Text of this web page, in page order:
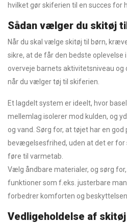
hvilket gør skiferien til en succes for
Sådan vælger du skitøj
Når du skal vælge skitøj til børn,
sikre, at de får den bedste oplevelse
overveje barnets aktivitetsniveau
når du vælger tøj til skiferien.
Et lagdelt system er ideelt, hvor
mellemlag isolerer mod kulden, og
og vand. Sørg for, at tøjet har en
bevægelsesfrihed, uden at det er
føre til varmetab.
Vælg åndbare materialer, og sørg
funktioner som f.eks. justerbare
forbedrer komforten og beskyttelsen.
Vedligeholdelse af skitøj